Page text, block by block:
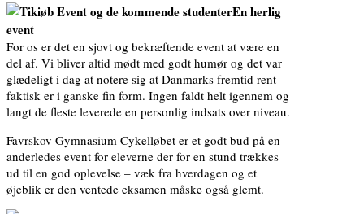
En herlig
event
For os er det en sjovt og bekræftende event at være en
del af. Vi bliver altid mødt med godt humør og det var
glædeligt i dag at notere sig at Danmarks fremtid rent
faktisk er i ganske fin form. Ingen faldt helt igennem og
langt de fleste leverede en personlig indsats over niveau.
Favrskov Gymnasium Cykelløbet er et godt bud på en
anderledes event for eleverne der for en stund trækkes
ud til en god oplevelse – væk fra hverdagen og et
øjeblik er den ventede eksamen måske også glemt.